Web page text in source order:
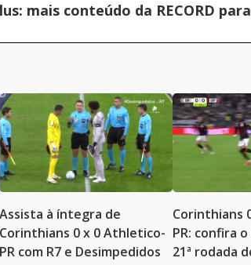
mais conteúdo da RECORD
Assista à íntegra de
Corinthians 0 x 0 Athletico-
PR com R7 e Desimpedidos
Corinthians
PR: confira
21ª rodada